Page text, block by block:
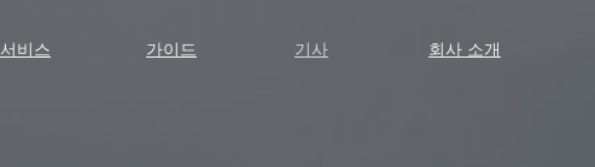
회사 소개
기사
가이드
서비스 기사
가이드
서비스 회사 소개